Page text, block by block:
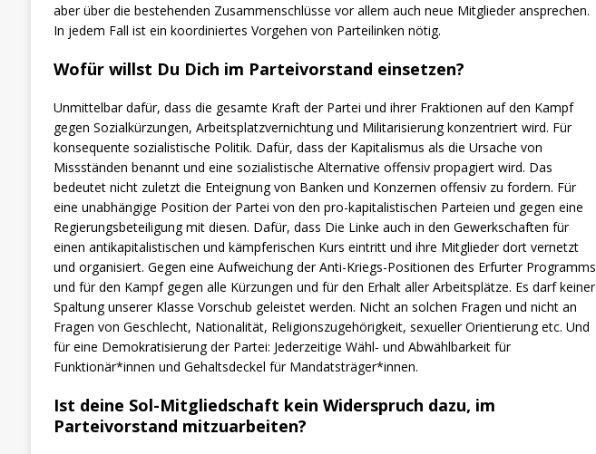
aber über die bestehenden Zusammenschlüsse vor allem auch neue Mitglieder ansprechen.
In jedem Fall ist ein koordiniertes Vorgehen von Parteilinken nötig.
Wofür willst Du Dich im Parteivorstand einsetzen?
Unmittelbar dafür, dass die gesamte Kraft der Partei und ihrer Fraktionen auf den Kampf
gegen Sozialkürzungen, Arbeitsplatzvernichtung und Militarisierung konzentriert wird. Für
konsequente sozialistische Politik. Dafür, dass der Kapitalismus als die Ursache von
Missständen benannt und eine sozialistische Alternative offensiv propagiert wird. Das
bedeutet nicht zuletzt die Enteignung von Banken und Konzernen offensiv zu fordern. Für
eine unabhängige Position der Partei von den pro-kapitalistischen Parteien und gegen eine
Regierungsbeteiligung mit diesen. Dafür, dass Die Linke auch in den Gewerkschaften für
einen antikapitalistischen und kämpferischen Kurs eintritt und ihre Mitglieder dort vernetzt
und organisiert. Gegen eine Aufweichung der Anti-Kriegs-Positionen des Erfurter Programms
und für den Kampf gegen alle Kürzungen und für den Erhalt aller Arbeitsplätze. Es darf keiner
Spaltung unserer Klasse Vorschub geleistet werden. Nicht an solchen Fragen und nicht an
Fragen von Geschlecht, Nationalität, Religionszugehörigkeit, sexueller Orientierung etc. Und
für eine Demokratisierung der Partei: Jederzeitige Wähl- und Abwählbarkeit für
Funktionär*innen und Gehaltsdeckel für Mandatsträger*innen.
Ist deine Sol-Mitgliedschaft kein Widerspruch dazu, im
Parteivorstand mitzuarbeiten?